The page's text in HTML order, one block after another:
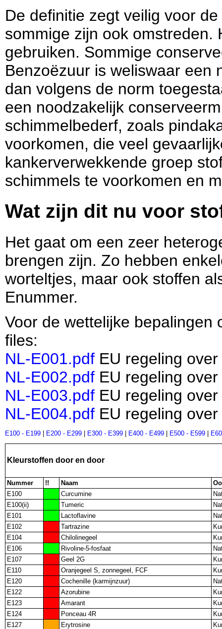
De definitie zegt veilig voor
sommige zijn ook omstreden.
gebruiken. Sommige
Benzoëzuur is weliswaar een
dan volgens de norm
een noodzakelijk
schimmelbederf, zoals
voorkomen, die veel
kankerverwekkende groep
schimmels te voorkomen en
Wat zijn dit nu voor
Het gaat om een zeer
brengen zijn. Zo hebben
worteltjes, maar ook stoffen
Enummer.
Voor de wettelijke bepalingen
files:
NL-E001.pdf EU regeling
NL-E002.pdf EU regeling
NL-E003.pdf EU regeling
NL-E004.pdf EU regeling
E100 - E199 | E200 - E299 | E300 - E399 | E400 - E499 | E500 - E599 |
Kleurstoffen door en door
Nummer !! Naam
E100
Curcumine
E100(ii)
Tumeric
E101
Lactoflavine
E102
Tartrazine
E104
Chilolinegeel
E106
Rivoline-5-fosfaat
E107
Geel 2G
E110
Oranjegeel S, zonnegeel, FCF
E120
Cochenille (karmijnzuur)
E122
Azorubine
E123
Amarant
E124
Ponceau 4R
E127
Erytrosine